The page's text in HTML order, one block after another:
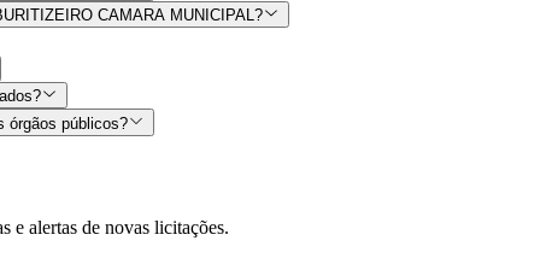
CAMARA MUNICIPAL?
órgãos públicos?
e alertas de novas licitações.